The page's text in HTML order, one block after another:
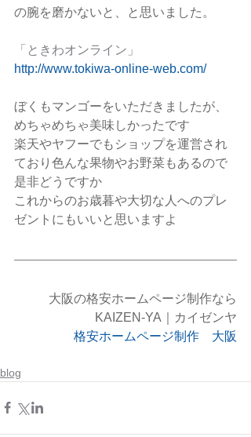
の腕を磨かないと、と思いました。
「ときわオンライン」
http://www.tokiwa-online-web.com/
ぼくもマンゴーをいただきましたが、
めちゃめちゃ美味しかったです
楽天やヤフーでもショップを運営され
ており色んな果物やお野菜もあるので
是非どうですか
これからのお歳暮や大切な人へのプレ
ゼントにもいいと思いますよ
大阪の格安ホームページ制作なら
KAIZEN-YA｜カイゼンヤ
格安ホームページ制作　大阪
blog